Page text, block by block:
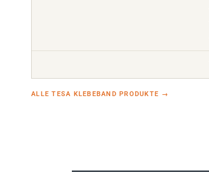
ALLE TESA KLEBEBAND PRODUKTE →